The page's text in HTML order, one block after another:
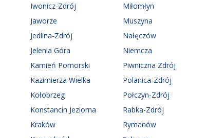
Iwonicz-Zdrój
Jaworze
Jedlina-Zdrój
Jelenia Góra
Kamień Pomorski
Kazimierza Wielka
Kołobrzeg
Konstancin Jeziorna
Kraków
Miłomłyn
Muszyna
Nałęczów
Niemcza
Piwniczna Zdrój
Polanica-Zdrój
Połczyn-Zdrój
Rabka-Zdrój
Rymanów